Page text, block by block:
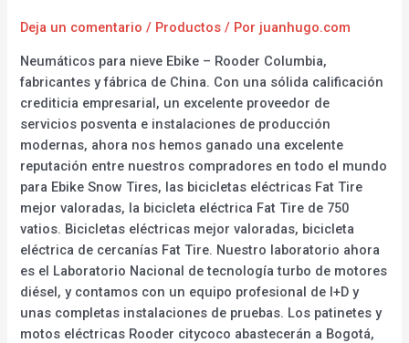
Deja un comentario / Productos / Por juanhugo.com
Neumáticos para nieve Ebike – Rooder Columbia,
fabricantes y fábrica de China. Con una sólida calificación
crediticia empresarial, un excelente proveedor de
servicios posventa e instalaciones de producción
modernas, ahora nos hemos ganado una excelente
reputación entre nuestros compradores en todo el mundo
para Ebike Snow Tires, las bicicletas eléctricas Fat Tire
mejor valoradas, la bicicleta eléctrica Fat Tire de 750
vatios. Bicicletas eléctricas mejor valoradas, bicicleta
eléctrica de cercanías Fat Tire. Nuestro laboratorio ahora
es el Laboratorio Nacional de tecnología turbo de motores
diésel, y contamos con un equipo profesional de I+D y
unas completas instalaciones de pruebas. Los patinetes y
motos eléctricas Rooder citycoco abastecerán a Bogotá,